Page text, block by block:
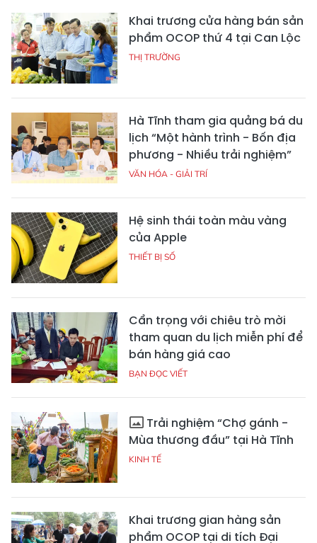
Khai trương cửa hàng bán sản
phẩm OCOP thứ 4 tại Can Lộc
THỊ TRƯỜNG
Hà Tĩnh tham gia quảng bá du
lịch “Một hành trình - Bốn địa
phương - Nhiều trải nghiệm”
VĂN HÓA - GIẢI TRÍ
Hệ sinh thái toàn màu vàng
của Apple
THIẾT BỊ SỐ
Cẩn trọng với chiêu trò mời
tham quan du lịch miễn phí để
bán hàng giá cao
BẠN ĐỌC VIẾT
Trải nghiệm “Chợ gánh -
Mùa thương đầu” tại Hà Tĩnh
KINH TẾ
Khai trương gian hàng sản
phẩm OCOP tại di tích Đại